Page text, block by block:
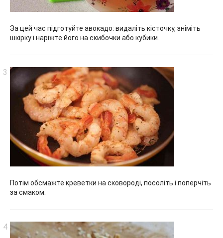
За цей час підготуйте авокадо: видаліть кісточку, зніміть
шкірку і наріжте його на скибочки або кубики.
Потім обсмажте креветки на сковороді, посоліть і поперчіть
за смаком.